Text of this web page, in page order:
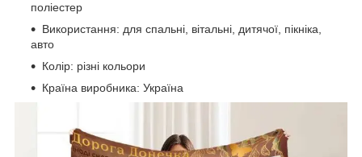
поліестер
Використання: для спальні, вітальні, дитячої, пікніка,
авто
Колір: різні кольори
Країна виробника: Україна